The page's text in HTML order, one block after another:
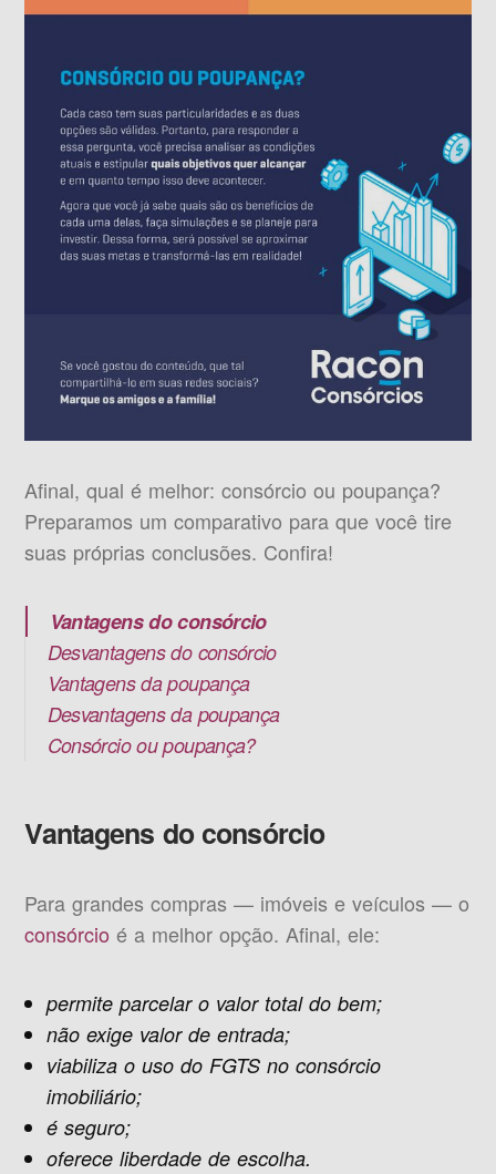
Afinal, qual é melhor: consórcio ou poupança?
Preparamos um comparativo para que você tire
suas próprias conclusões. Confira!
Vantagens do consórcio
Desvantagens do consórcio
Vantagens da poupança
Desvantagens da poupança
Consórcio ou poupança?
Vantagens do consórcio
Para grandes compras — imóveis e veículos — o
consórcio é a melhor opção. Afinal, ele:
permite parcelar o valor total do bem;
não exige valor de entrada;
viabiliza o uso do FGTS no consórcio
imobiliário;
é seguro;
oferece liberdade de escolha.